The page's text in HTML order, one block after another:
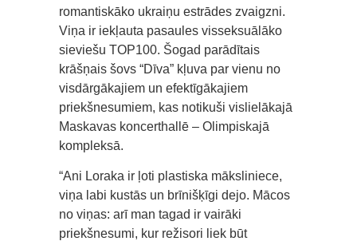
romantiskāko ukraiņu estrādes zvaigzni.
Viņa ir iekļauta pasaules visseksuālāko
sieviešu TOP100. Šogad parādītais
krāšņais šovs “Dīva” kļuva par vienu no
visdārgākajiem un efektīgākajiem
priekšnesumiem, kas notikuši vislielākajā
Maskavas koncerthallē – Olimpiskajā
kompleksā.
“Ani Loraka ir ļoti plastiska māksliniece,
viņa labi kustās un brīnišķīgi dejo. Mācos
no viņas: arī man tagad ir vairāki
priekšnesumi, kur režisori liek būt